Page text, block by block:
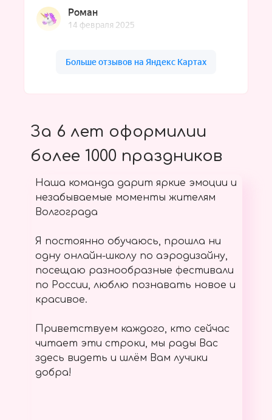
За 6 лет оформилии
более 1000 праздников
Наша команда дарит яркие эмоции и
незабываемые моменты жителям
Волгограда
Я постоянно обучаюсь, прошла ни
одну онлайн-школу по аэродизайну,
посещаю разнообразные фестивали
по России, люблю познавать новое и
красивое.
Приветствуем каждого, кто сейчас
читает эти строки, мы рады Вас
здесь видеть и шлём Вам лучики
добра!